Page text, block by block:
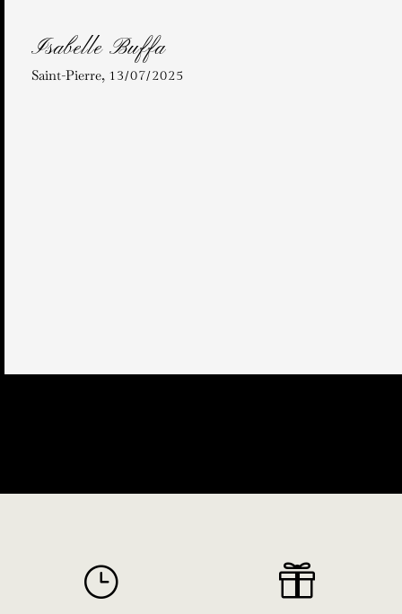
Isabelle Buffa
Saint-Pierre, 13/07/2025
} 